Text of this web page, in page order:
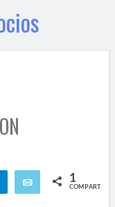
Telegram Email 1
COMPARTIR